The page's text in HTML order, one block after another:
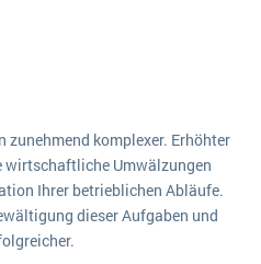
Plattform
Handwerk
IKT
es zu beachten gilt
ERP: Was muss man wissen?
komplexer. Erhöhter
wirtschaftliche Umwälzungen
Ihrer betrieblichen Abläufe.
dieser Aufgaben und